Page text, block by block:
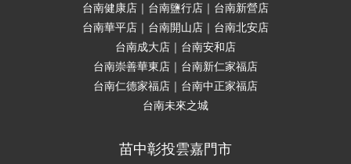
台南健康店｜台南鹽行店｜台南新營店
台南華平店｜台南開山店｜台南北安店
台南成大店｜台南安和店
台南崇善華東店｜台南新仁家福店
台南仁德家福店｜台南中正家福店
台南未來之城
苗中彰投雲嘉門市